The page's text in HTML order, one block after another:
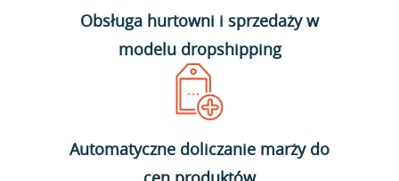
Obsługa hurtowni i sprzedaży w
modelu dropshipping
Automatyczne doliczanie marży do